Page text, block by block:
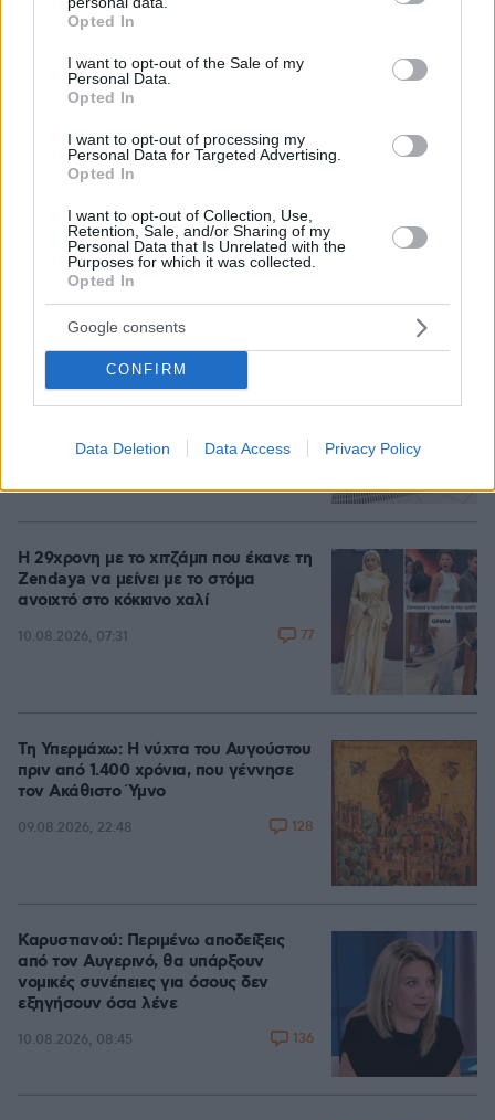
grant or deny consent to Google and its third-party tags to
use your data for below specified purposes in below Google
consent section.
Opted In
I want to opt-out of the Sale of my
Personal Data.
Opted In
I want to opt-out of processing my
Personal Data for Targeted Advertising.
Opted In
I want to opt-out of Collection, Use,
Retention, Sale, and/or Sharing of my
Personal Data that Is Unrelated with the
Purposes for which it was collected.
Opted In
Google consents
CONFIRM
Data Deletion Data Access Privacy Policy
Η 24χρονη αριστούχος της Ιατρικής Αθηνών, που
διάβασε τον Ιπποκρατικό Όρκο, μιλά για τον
«άριστο γιατρό»
The New Yorker: Είναι το μέλλον
Κίνας απειλεί την κυριαρχία των ΗΠΑ
από την ΑΙ και τα αυτοκίνητα έως τη
μάχη κατά του καρκίνου
«Δεν ήταν κοντά στο παιδί και πριν
έναν μήνα το είχε αφήσει ξανά μόνο»
λέει ο ιδιοκτήτης του beach bar για
Η 29χρονη με το χιτζάμπ που έκανε τη
Zendaya να μείνει με το στόμα
ανοιχτό στο κόκκινο χαλί
10.08.2026, 07:31 77
Τη Υπερμάχω: Η νύχτα του Αυγούστου
πριν από 1.400 χρόνια, που γέννησε
τον Ακάθιστο Ύμνο
09.08.2026, 22:48 128
Καρυστιανού: Περιμένω αποδείξεις
από τον Αυγερινό, θα υπάρξουν
νομικές συνέπειες για όσους δεν
εξηγήσουν όσα λένε
10.08.2026, 08:45 136